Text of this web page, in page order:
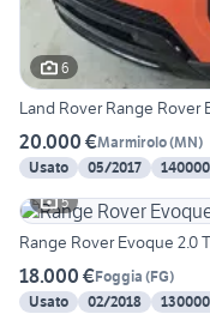
6
Land Rover Range Rover
20.000 €Marmirolo(MN)
Usato
05/2017
5
Range Rover Evoque 2.0
18.000 €Foggia (FG)
Usato
02/2018